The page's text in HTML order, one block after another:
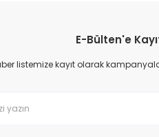
bozuk veya görüntülenemiyor.
eksik bilgiler bulunuyor.
E-Bülten'e
listemize kayıt olarak